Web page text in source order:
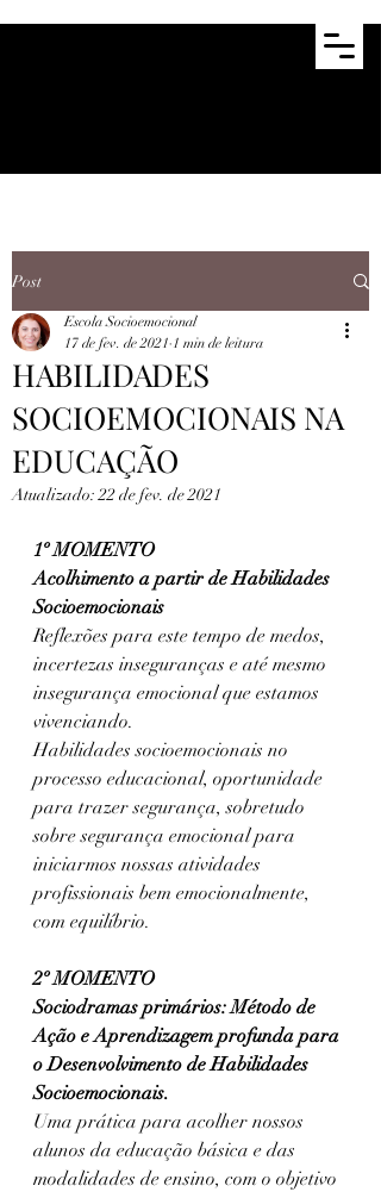
Post
HABILIDADES
SOCIOEMOCIONAIS NA
EDUCAÇÃO
Escola Socioemocional
17 de fev. de 2021 1 min de leitura
Atualizado:22 de fev. de 2021
1º MOMENTO
Acolhimento a partir de Habilidades
Socioemocionais
Reflexões para este tempo de medos,
incertezas inseguranças e até mesmo
insegurança emocional que estamos
vivenciando.
Habilidades socioemocionais no
processo educacional, oportunidade
para trazer segurança, sobretudo
sobre segurança emocional para
iniciarmos nossas atividades
profissionais bem emocionalmente,
com equilíbrio.
2º MOMENTO
Sociodramas primários: Método de
Ação e Aprendizagem profunda para
o Desenvolvimento de Habilidades
Socioemocionais.
Uma prática para acolher nossos
alunos da educação básica e das
modalidades de ensino, com o objetivo